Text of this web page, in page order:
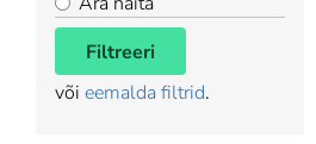
Filtreeri
või eemalda filtrid.